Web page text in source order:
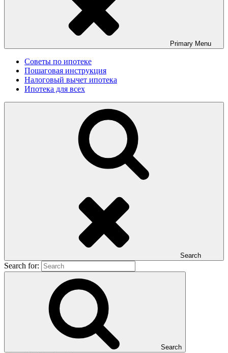
Primary Menu
Советы по ипотеке
Пошаговая инструкция
Налоговый вычет ипотека
Ипотека для всех
Search
Search for:
Search